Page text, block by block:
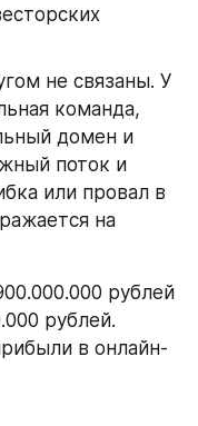
не связаны. У
команда,
домен и
поток и
или провал в
на
рублей
рублей.
в онлайн-